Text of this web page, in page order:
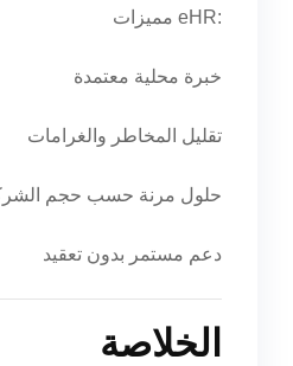
مميزات eHR:
خبرة محلية معتمدة
تقليل المخاطر والغرامات
حلول مرنة حسب حجم
دعم مستمر بدون تعقيد
الخلاصة